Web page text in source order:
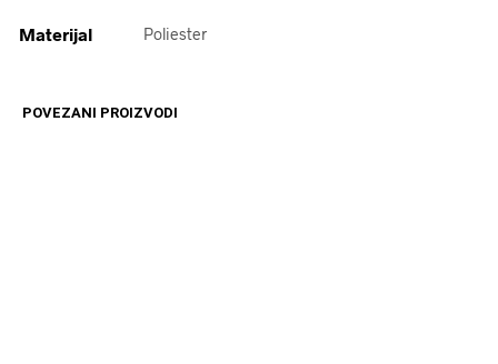
Materijal Poliester
POVEZANI PROIZVODI